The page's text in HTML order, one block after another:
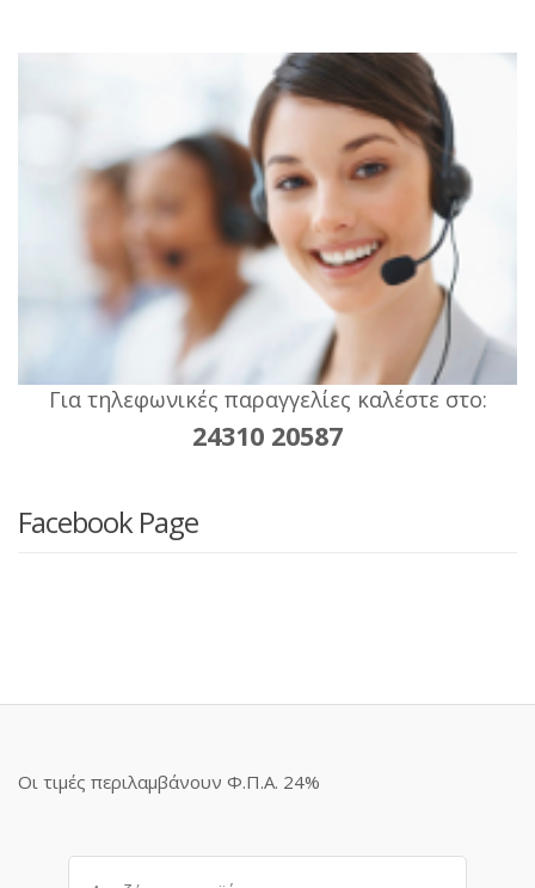
Για τηλεφωνικές παραγγελίες καλέστε στο:
24310 20587
Facebook Page
Οι τιμές περιλαμβάνουν Φ.Π.Α. 24%
Αναζήτηση